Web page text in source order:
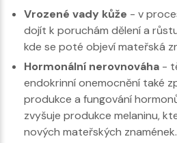
Vrozené vady kůže - v
dojít k poruchám dělení a
kde se poté objeví mateřská
Hormonální nerovnováha -
endokrinní onemocnění také
produkce a fungování
zvyšuje produkce melaninu,
nových mateřských znamének.